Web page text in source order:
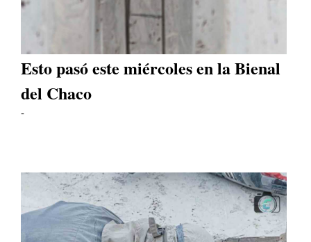
Esto pasó este miércoles en la Bienal
del Chaco
-